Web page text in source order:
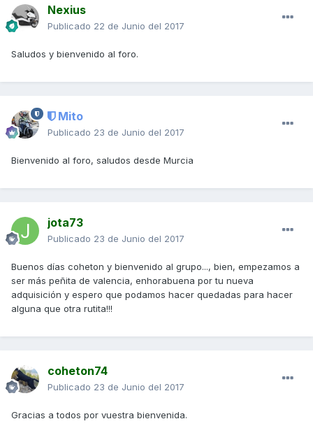
Nexius
Publicado 22 de Junio del 2017
Saludos y bienvenido al foro.
Mito
Publicado 23 de Junio del 2017
Bienvenido al foro, saludos desde Murcia
jota73
Publicado 23 de Junio del 2017
Buenos días coheton y bienvenido al grupo..., bien, empezamos a
ser más peñita de valencia, enhorabuena por tu nueva
adquisición y espero que podamos hacer quedadas para hacer
alguna que otra rutita!!!
coheton74
Publicado 23 de Junio del 2017
Gracias a todos por vuestra bienvenida.